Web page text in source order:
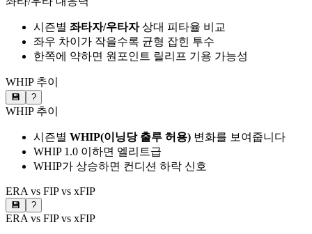
시즌별 좌타자/우타자상대 피타율 비교
좌우 차이가 작을수록 균형 잡힌 투수
한쪽에 약하면 원포인트 릴리프 기용 가능성
WHIP 추이
💾 ?
WHIP 추이
시즌별 WHIP(이닝당 출루 허용) 변화를 보여줍니다
WHIP 1.0 이하면 엘리트급
WHIP가 상승하면 컨디션 하락 신호
ERA vs FIP vs xFIP
💾 ?
ERA vs FIP vs xFIP